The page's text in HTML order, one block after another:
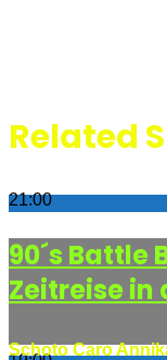
Related
21:00
90´s
Zeitreise in
Schoto Caro